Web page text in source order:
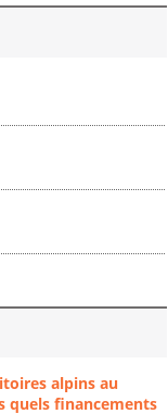
alpins au
quels financements